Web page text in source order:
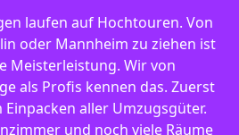
laufen auf Hochtouren. Von
oder Mannheim zu ziehen ist
Meisterleistung. Wir von
als Profis kennen das. Zuerst
aller Umzugsgüter.
und noch viele Räume